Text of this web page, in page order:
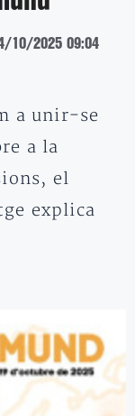
10/2025 09:04
a unir-se
a la
el
explica